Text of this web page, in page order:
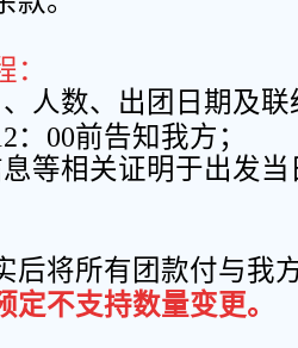
人数、出团日期及
： 00前告知我方；
等相关证明于出发
后将所有团款付与我
定不支持数量变更。